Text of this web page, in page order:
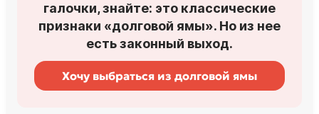
галочки, знайте: это классические
признаки «долговой ямы». Но из нее
есть законный выход.
Хочу выбраться из долговой ямы